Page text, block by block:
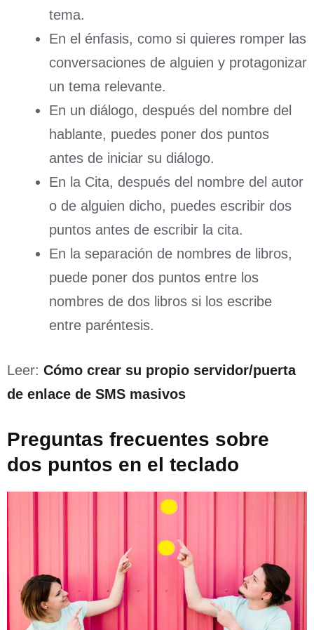
tema.
En el énfasis, como si quieres romper las
conversaciones de alguien y protagonizar
un tema relevante.
En un diálogo, después del nombre del
hablante, puedes poner dos puntos
antes de iniciar su diálogo.
En la Cita, después del nombre del autor
o de alguien dicho, puedes escribir dos
puntos antes de escribir la cita.
En la separación de nombres de libros,
puede poner dos puntos entre los
nombres de dos libros si los escribe
entre paréntesis.
Leer: Cómo crear su propio servidor/puerta
de enlace de SMS masivos
Preguntas frecuentes sobre
dos puntos en el teclado